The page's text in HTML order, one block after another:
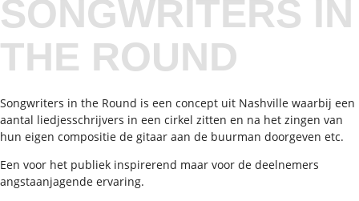
SONGWRITERS IN
THE ROUND
Songwriters in the Round is een concept uit Nashville waarbij een
aantal liedjesschrijvers in een cirkel zitten en na het zingen van
hun eigen compositie de gitaar aan de buurman doorgeven etc.
Een voor het publiek inspirerend maar voor de deelnemers
angstaanjagende ervaring.